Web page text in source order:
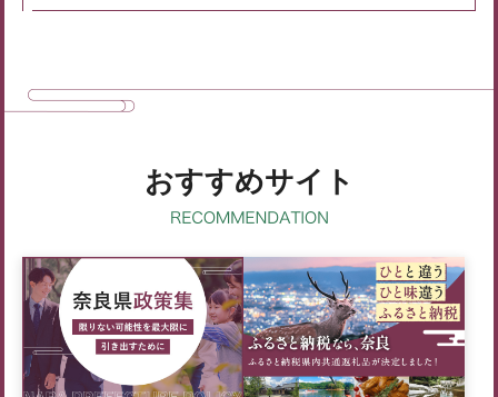
おすすめサイト